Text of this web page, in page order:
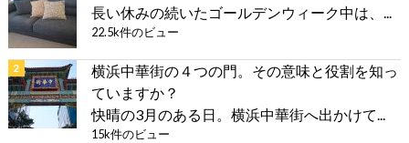
長い休みの続いたゴールデンウィーク中は、...
22.5k件のビュー
横浜中華街の４つの門。その意味と役割を知っ
ていますか？
快晴の3月のある日。横浜中華街へ出かけて...
15k件のビュー